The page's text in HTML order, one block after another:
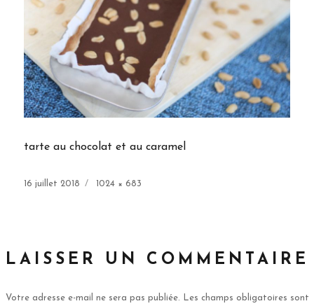
tarte au chocolat et au caramel
Publié
16 juillet 2018
Taille
1024 × 683
LAISSER UN COMMENTAIRE
Votre adresse e-mail ne sera pas publiée.
Les champs obligatoires sont